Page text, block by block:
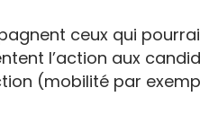
ceux qui
l’action aux
(mobilité par